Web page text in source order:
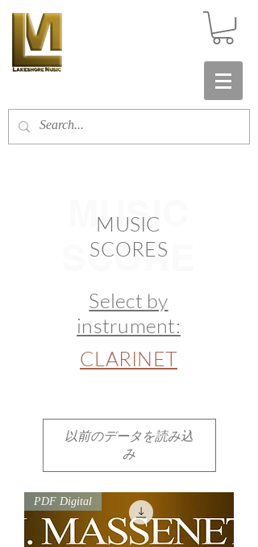
MUSIC
SCORE
MUSIC
SCORES
Select by
instrument:
CLARINET
以前のデータを読み込
み
PDF Digital